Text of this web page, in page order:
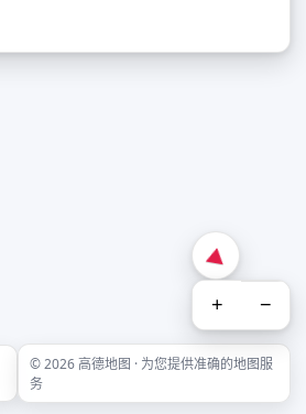
+ −
© 2026 高德地图 · 为您提供准确的地图服
务